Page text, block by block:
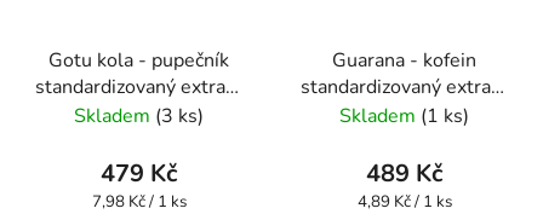
Gotu kola - pupečník
standardizovaný extrakt
kapsle 60 ks
Skladem (3 ks)
479 Kč
Měrná
7,98 Kč / 1 ks
Guarana - kofein
standardizovaný extrakt
kapsle 100 ks
Skladem (1 ks)
489 Kč
Měrná
4,89 Kč / 1 ks